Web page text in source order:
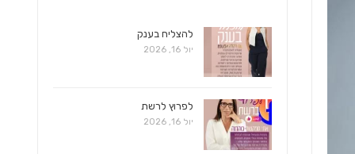
להצליח בענק
יול 16, 2026
לפרוץ לרשת
יול 16, 2026